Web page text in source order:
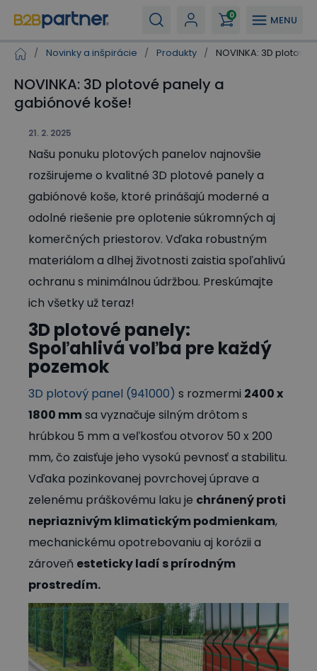
MENU
0
/ Novinky a inšpirácie / Produkty / NOVINKA: 3D
NOVINKA: 3D plotové panely a
gabiónové koše!
21. 2. 2025
Našu ponuku plotových panelov najnovšie
rozširujeme o kvalitné 3D plotové panely a
gabiónové koše, ktoré prinášajú moderné a
odolné riešenie pre oplotenie súkromných aj
komerčných priestorov. Vďaka robustným
materiálom a dlhej životnosti zaistia spoľahlivú
ochranu s minimálnou údržbou. Preskúmajte
ich všetky už teraz!
3D plotové panely:
Spoľahlivá voľba pre každý
pozemok
3D plotový panel (941000) s rozmermi 2400 x
1800 mmsa vyznačuje silným drôtom s
hrúbkou 5 mm a veľkosťou otvorov 50 x 200
mm, čo zaisťuje jeho vysokú pevnosť a stabilitu.
Vďaka pozinkovanej povrchovej úprave a
zelenému práškovému laku je chránený proti
nepriaznivým klimatickým podmienkam,
mechanickému opotrebovaniu aj korózii a
zároveň esteticky ladí s prírodným
prostredím.